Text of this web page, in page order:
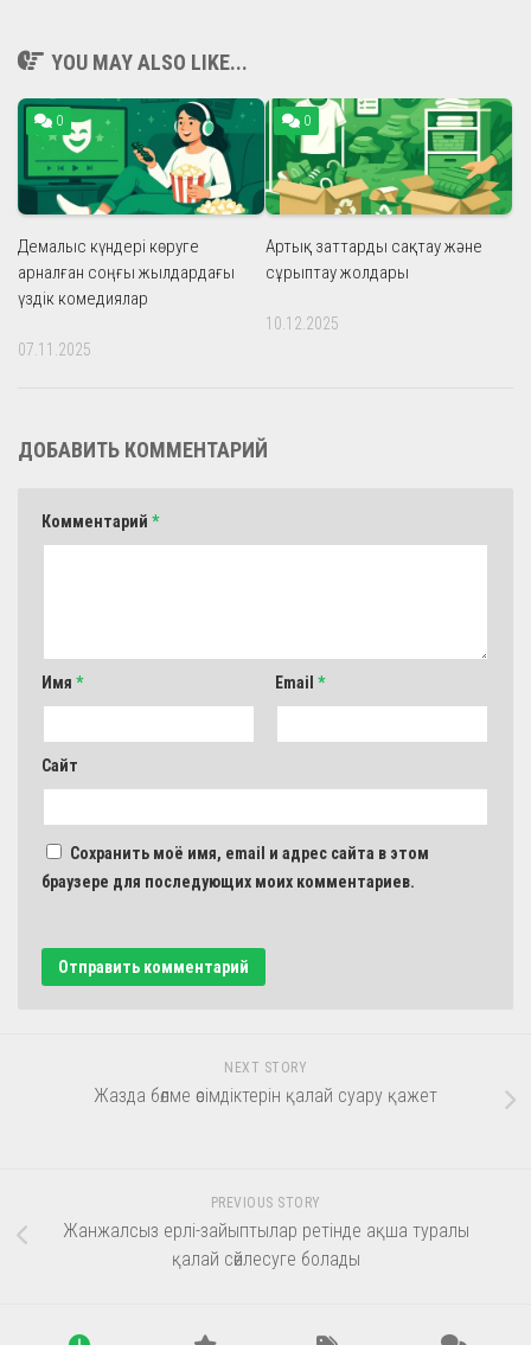
YOU MAY ALSO LIKE...
0
Демалыс күндері көруге
арналған соңғы жылдардағы
үздік комедиялар
07.11.2025
0
Артық заттарды сақтау және
сұрыптау жолдары
10.12.2025
ДОБАВИТЬ КОММЕНТАРИЙ
Комментарий *
Имя * Email *
Сайт
Сохранить моё имя, email и адрес сайта в этом
браузере для последующих моих комментариев.
NEXT STORY
Жазда бөлме өсімдіктерін қалай суару қажет
PREVIOUS STORY
Жанжалсыз ерлі-зайыптылар ретінде ақша туралы
қалай сөйлесуге болады